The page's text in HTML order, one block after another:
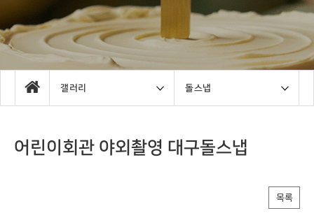
갤러리 돌스냅
어린이회관 야외촬영 대구돌스냅
목록